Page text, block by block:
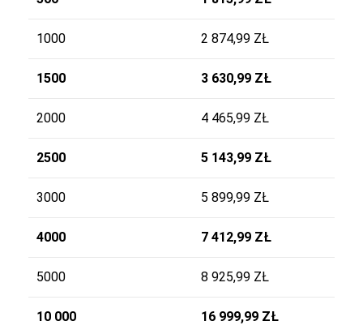
1000 2 874,99 ZŁ
1500 3 630,99 ZŁ
2000 4 465,99 ZŁ
2500 5 143,99 ZŁ
3000 5 899,99 ZŁ
4000 7 412,99 ZŁ
5000 8 925,99 ZŁ
10 000 16 999,99 ZŁ